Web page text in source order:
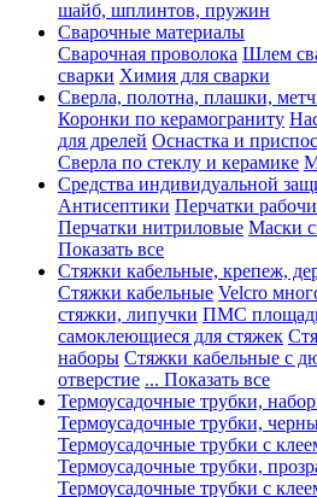
шайб, шплинтов, пружин
Сварочные материалы
Сварочная проволока Шлем
сварки Химия для сварки
Сверла, полотна, плашки,
Коронки по керамограниту
для дрелей Оснастка и
Сверла по стеклу и керамике
Средства индивидуальной
Антисептики Перчатки
Перчатки нитриловые Маски
Показать все
Стяжки кабельные, крепеж,
Стяжки кабельные Velcro
стяжки, липучки ПМС
самоклеющиеся для стяжек
наборы Стяжки кабельные с
отверстие ... Показать все
Термоусадочные трубки,
Термоусадочные трубки,
Термоусадочные трубки с
Термоусадочные трубки,
Термоусадочные трубки с